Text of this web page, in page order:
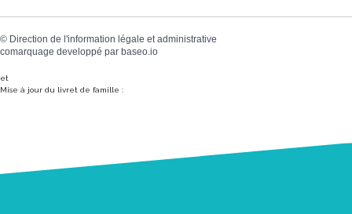
© Direction de l'information légale et administrative
comarquage developpé par baseo.io
et
Mise à jour du livret de famille :